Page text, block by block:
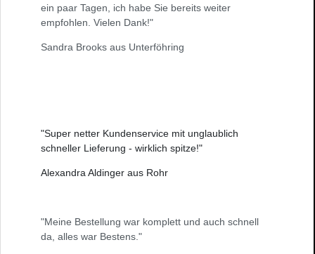
ein paar Tagen, ich habe Sie bereits weiter
empfohlen. Vielen Dank!"
Sandra Brooks aus Unterföhring
"Super netter Kundenservice mit unglaublich
schneller Lieferung - wirklich spitze!"
Alexandra Aldinger aus Rohr
"Meine Bestellung war komplett und auch schnell
da, alles war Bestens."